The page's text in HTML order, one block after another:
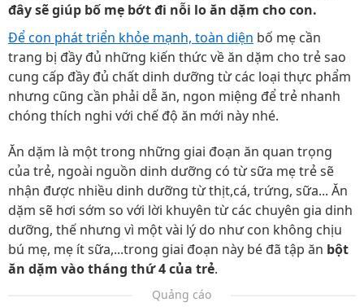
đây sẽ giúp bố mẹ bớt đi nỗi lo ăn dặm cho con.
Để con phát triển khỏe mạnh, toàn diện bố mẹ cần
trang bị đầy đủ những kiến thức về ăn dặm cho trẻ sao
cung cấp đầy đủ chất dinh dưỡng từ các loại thực phẩm
nhưng cũng cần phải dễ ăn, ngon miệng để trẻ nhanh
chóng thích nghi với chế độ ăn mới này nhé.
Ăn dặm là một trong những giai đoạn ăn quan trọng
của trẻ, ngoài nguồn dinh dưỡng có từ sữa mẹ trẻ sẽ
nhận được nhiều dinh dưỡng từ thịt,cá, trứng, sữa... Ăn
dặm sẽ hơi sớm so với lời khuyên từ các chuyên gia dinh
dưỡng, thế nhưng vì một vài lý do như con không chịu
bú mẹ, mẹ ít sữa,...trong giai đoạn này bé đã tập ăn bột
ăn dặm vào tháng thứ 4 của trẻ.
Quảng cáo